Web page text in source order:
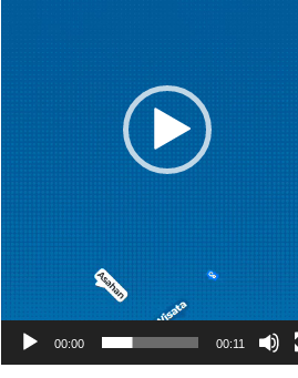
00:00 00:11